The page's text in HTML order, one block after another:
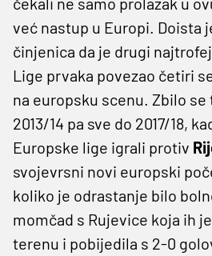
već nastup u Europi. Doista
činjenica da je drugi
Lige prvaka povezao četiri
na europsku scenu. Zbilo se
2013/14 pa sve do 2017/18,
Europske lige igrali protiv
svojevrsni novi europski
koliko je odrastanje bilo
momčad s Rujevice koja ih
terenu i pobijedila s 2-0